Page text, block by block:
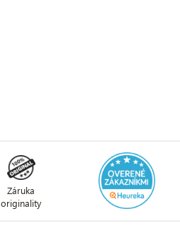
Záruka
originality